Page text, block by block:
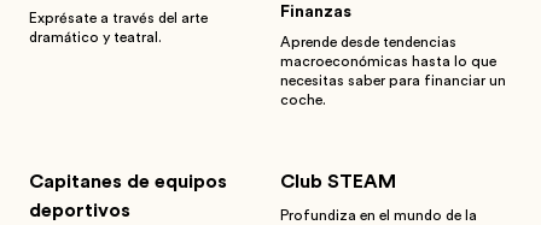
Exprésate a través del arte
dramático y teatral.
Finanzas
Aprende desde tendencias
macroeconómicas hasta lo que
necesitas saber para financiar un
coche.
Capitanes de equipos
deportivos
Club STEAM
Profundiza en el mundo de la